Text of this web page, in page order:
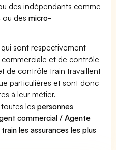
des indépendants comme
ou desmicro-
sont respectivement
et de contrôle
de contrôle train travaillent
particulières et sont donc
à leur métier.
toutes lespersonnes
commercial / Agente
les assurances les plus